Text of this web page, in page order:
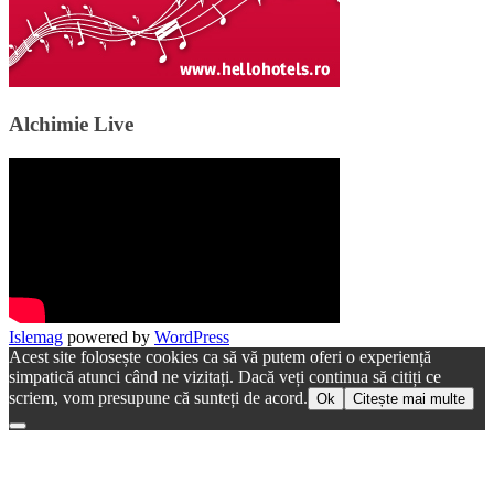
Alchimie Live
Islemag powered by WordPress
Acest site folosește cookies ca să vă putem oferi o experiență
simpatică atunci când ne vizitați. Dacă veți continua să citiți ce
scriem, vom presupune că sunteți de acord. Ok Citește mai multe